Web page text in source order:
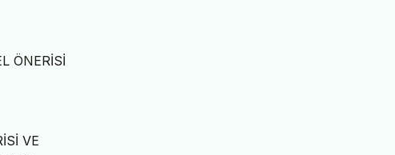
ÖNERİSİ
VE